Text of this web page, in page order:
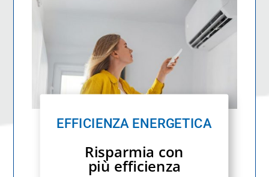
EFFICIENZA ENERGETICA
Risparmia con
più efficienza